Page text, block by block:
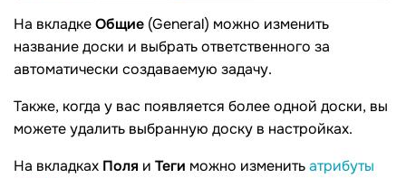
На вкладкеОбщие (General) можно изменить
название доски и выбрать ответственного за
автоматически создаваемую задачу.
Также, когда у вас появляется более одной доски, вы
можете удалить выбранную доску в настройках.
На вкладках Поля и Теги можно изменитьатрибуты